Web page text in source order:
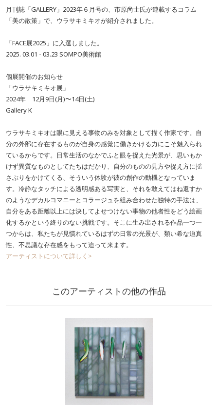
月刊誌「GALLERY」2023年６月号の、市原尚士氏が連載するコラム
「美の散策」で、ウラサキミキオが紹介されました。
「FACE展2025」に入選しました。
2025. 03.01 - 03.23 SOMPO美術館
個展開催のお知らせ
「ウラサキミキオ展」
2024年 12月9日(月)〜14日(土)
Gallery K
ウラサキミキオは眼に見える事物のみを対象として描く作家です。自
分の外部に存在するものが自身の感覚に働きかける力にこそ魅入られ
ているからです。日常生活のなかでふと眼を捉えた光景が、思いもか
けず異質なものとしてたちはだかり、自分のものの見方や捉え方に揺
さぶりをかけてくる、そういう体験が彼の創作の動機となっていま
す。冷静なタッチによる透明感ある写実と、それを敢えてはね返すか
のようなデカルコマニーとコラージュを組み合わせた独特の手法は、
自分をある距離以上には決してよせつけない事物の他者性をどう絵画
化するかという終りのない挑戦です。そこに生み出される作品一つ一
つからは、私たちが見慣れているはずの日常の光景が、類い希な迫真
性、不思議な存在感をもって迫って来ます。
アーティストについて詳しく>
このアーティストの他の作品